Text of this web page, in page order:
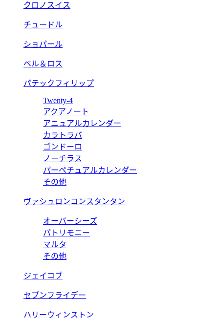
クロノスイス
チュードル
ショパール
ベル＆ロス
パテックフィリップ
Twenty-4
アクアノート
アニュアルカレンダー
カラトラバ
ゴンドーロ
ノーチラス
パーペチュアルカレンダー
その他
ヴァシュロンコンスタンタン
オーバーシーズ
パトリモニー
マルタ
その他
ジェイコブ
セブンフライデー
ハリーウィンストン